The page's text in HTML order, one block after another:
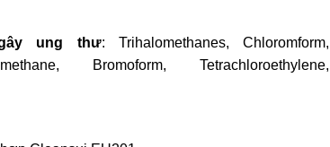
ung thư: Trihalomethanes, Chloromform,
Bromoform, Tetrachloroethylene,